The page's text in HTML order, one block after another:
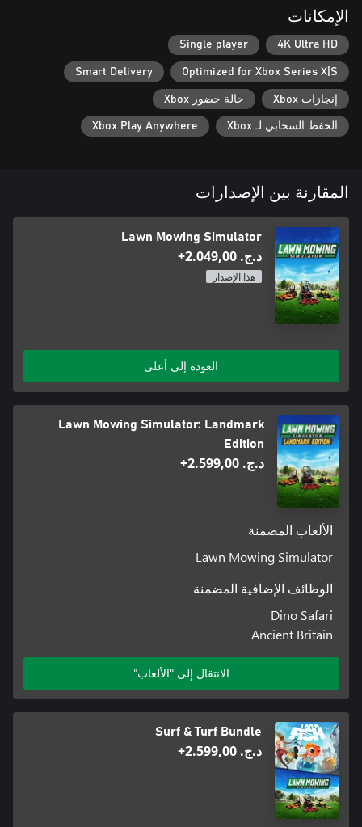
الإمكانات
4K Ultra HD
Single player
Optimized for Xbox Series X|S
Smart Delivery
إنجازات Xbox حالة حضور Xbox
الحفظ السحابي لـ Xbox Xbox Play Anywhere
المقارنة بين الإصدارات
Lawn Mowing Simulator
د.ج.‏ 2.049,00+
هذا الإصدار
العودة إلى أعلى
Lawn Mowing Simulator: Landmark
Edition
د.ج.‏ 2.599,00+
الألعاب المضمنة
Lawn Mowing Simulator
الوظائف الإضافية المضمنة
Dino Safari
Ancient Britain
الانتقال إلى "الألعاب"
Surf & Turf Bundle
د.ج.‏ 2.599,00+